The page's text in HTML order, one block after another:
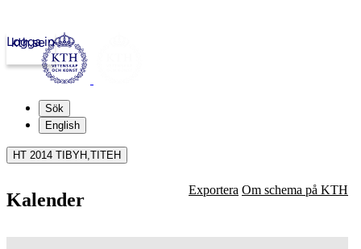
kth.se
Logga in
Sök
English
HT 2014 TIBYH,TITEH
Kalender Exportera Om schema på KTH